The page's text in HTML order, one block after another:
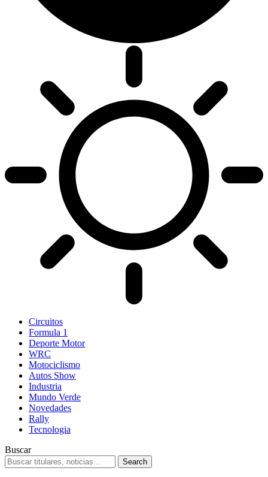
Circuitos
Formula 1
Deporte Motor
WRC
Motociclismo
Autos Show
Industria
Mundo Verde
Novedades
Rally
Tecnologia
Buscar